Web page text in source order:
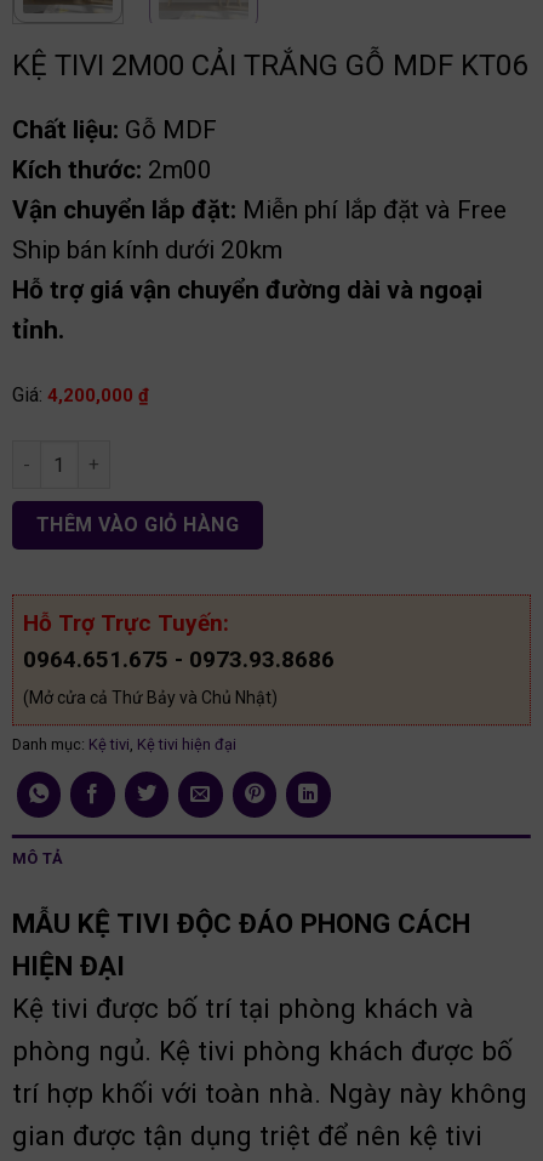
KỆ TIVI 2M00 CẢI TRẮNG GỖ MDF KT06
Chất liệu: Gỗ MDF
Kích thước: 2m00
Vận chuyển lắp đặt: Miễn phí lắp đặt và Free
Ship bán kính dưới 20km
Hỗ trợ giá vận chuyển đường dài và ngoại
tỉnh.
Giá: 4,200,000 ₫
kệ tivi 2m00 cải trắng gỗ MDF kt06 số lượng
THÊM VÀO GIỎ HÀNG
Hỗ Trợ Trực Tuyến:
0964.651.675 - 0973.93.8686
(Mở cửa cả Thứ Bảy và Chủ Nhật)
Danh mục: Kệ tivi Kệ tivi hiện đại
MÔ TẢ
MẪU KỆ TIVI ĐỘC ĐÁO PHONG CÁCH
HIỆN ĐẠI
Kệ tivi được bố trí tại phòng khách và
phòng ngủ. Kệ tivi phòng khách được bố
trí hợp khối với toàn nhà. Ngày này không
gian được tận dụng triệt để nên kệ tivi